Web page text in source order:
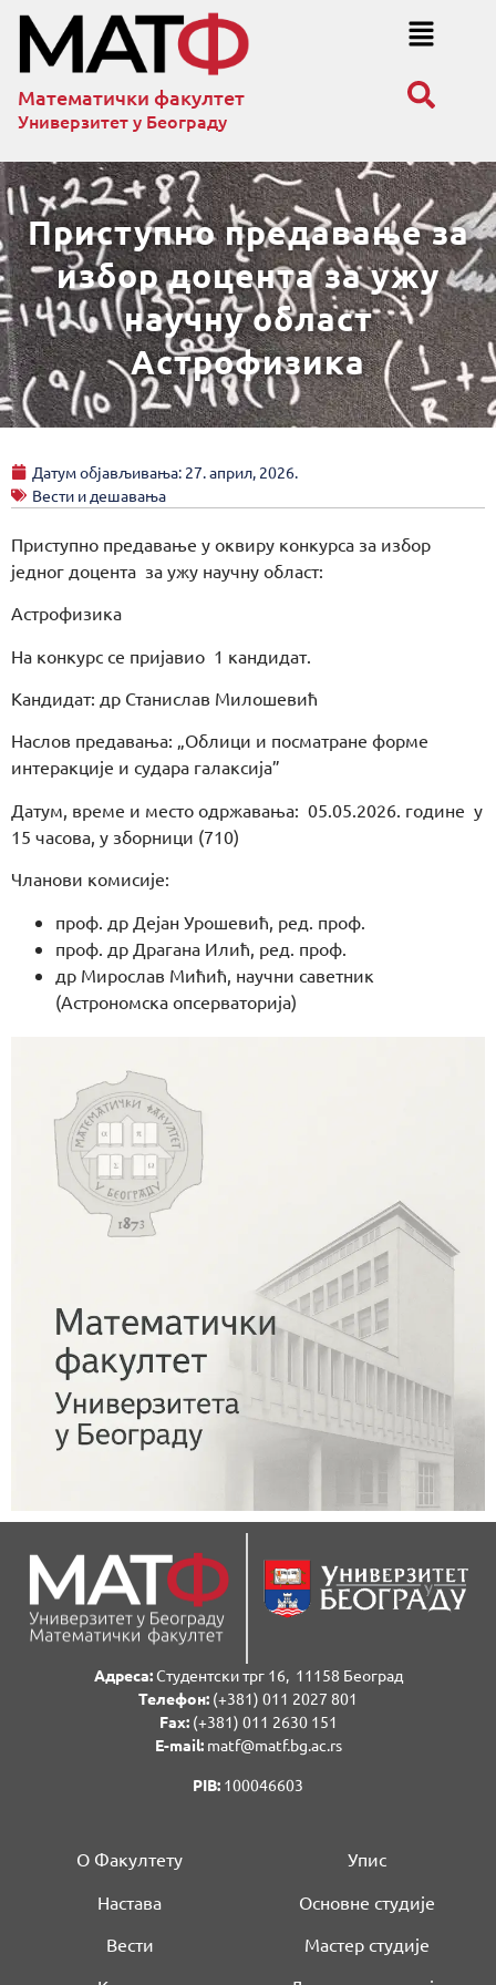
Математички факултет
Универзитет у Београду
Приступно предавање за
избор доцента за ужу
научну област
Астрофизика
Датум објављивања: 27. април, 2026.
Вести и дешавања
Приступно предавање у оквиру конкурса за избор
једног доцента за ужу научну област:
Астрофизика
На конкурс се пријавио 1 кандидат.
Кандидат: др Станислав Милошевић
Наслов предавања: „Облици и посматране форме
интеракције и судара галаксија”
Датум, време и место одржавања: 05.05.2026. године у
15 часова, у зборници (710)
Чланови комисије:
проф. др Дејан Урошевић, ред. проф.
проф. др Драгана Илић, ред. проф.
др Мирослав Мићић, научни саветник
(Астрономска опсерваторија)
Адреса:Студентски трг 16, 11158 Београд
Телефон: (+381) 011 2027 801
Fаx:(+381) 011 2630 151
E-mail:matf@matf.bg.ac.rs
PIB: 100046603
О Факултету
Настава
Вести
Упис
Основне студије
Мастер студије